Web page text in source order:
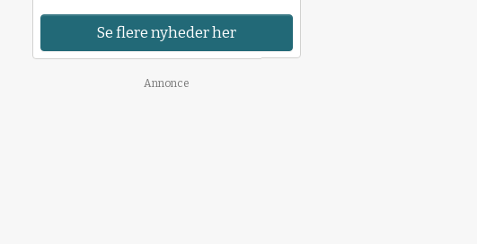
Se flere nyheder her
Annonce